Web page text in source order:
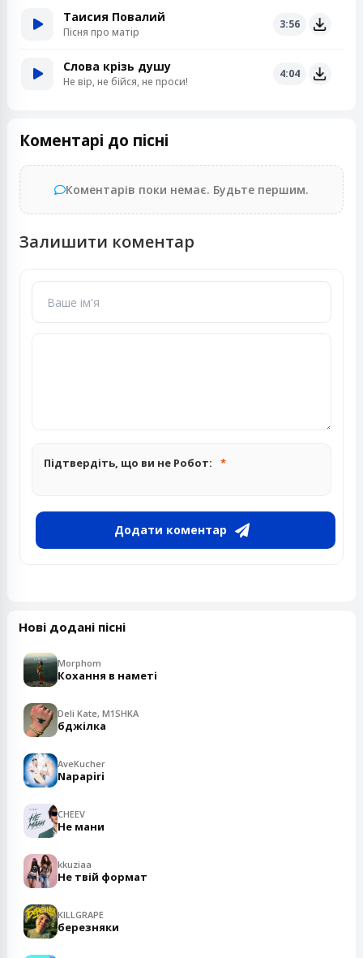
Таисия Повалий
Пiсня про матiр
3:56
Слова крізь душу
Не вір, не бійся, не проси!
4:04
Коментарі до пісні
Коментарів поки немає. Будьте першим.
Залишити коментар
Підтвердіть, що ви не Робот:
Додати коментар
Нові додані пісні
Morphom
Кохання в наметі
Deli Kate, M1SHKA
бджілка
AveKucher
Napapiri
CHEEV
Не мани
kkuziaa
Не твій формат
KILLGRAPE
березняки